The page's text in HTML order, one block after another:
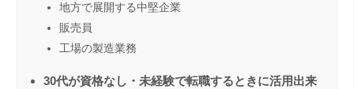
地方で展開する中堅企業
販売員
工場の製造業務
30代が資格なし・未経験で転職するときに活用出来